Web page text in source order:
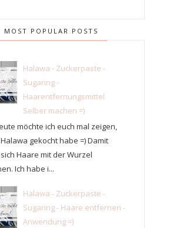
MOST POPULAR POSTS
Halawa - Zuckerpaste -
Sugaring -
Haarentfernungsmittel
Selber machen =)
möchte ich euch mal zeigen,
gekocht habe =) Damit
Haare mit der Wurzel
Ich habe i...
Halawa - Zuckerpaste -
Sugaring - Haare entfernen -
Anwendung =)